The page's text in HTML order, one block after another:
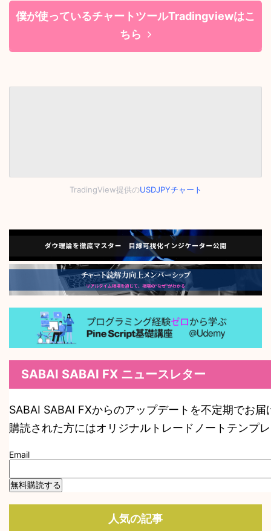
僕が使っているチャートツールTradingviewはこ
ちら
TradingView提供のUSDJPYチャート
SABAI SABAI FX ニュースレター
SABAI SABAI FXからのアップデートを不定期でお届
購読された方にはオリジナルトレードノートテンプ
Email
人気の記事